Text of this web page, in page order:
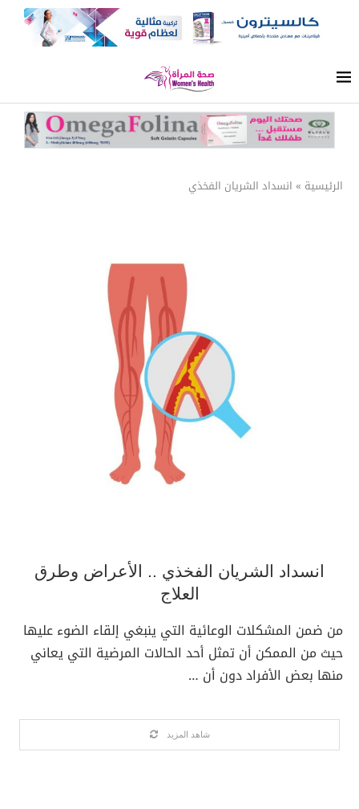
الرئيسية » انسداد الشريان الفخذي
انسداد الشريان الفخذي .. الأعراض وطرق
العلاج
من ضمن المشكلات الوعائية التي ينبغي إلقاء الضوء عليها
حيث من الممكن أن تمثل أحد الحالات المرضية التي يعاني
منها بعض الأفراد دون أن …
شاهد المزيد